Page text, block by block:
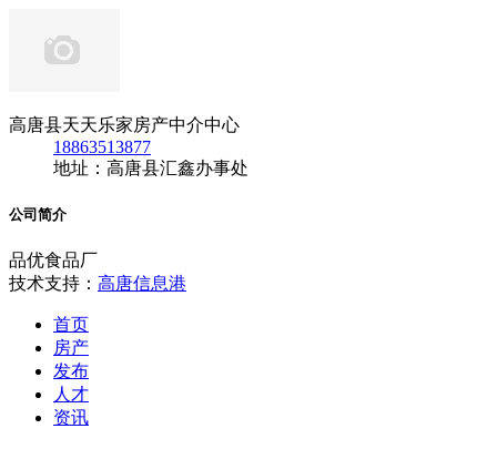
高唐县天天乐家房产中介中心
18863513877
地址：高唐县汇鑫办事处
公司简介
品优食品厂
技术支持： 高唐信息港
首页
房产
发布
人才
资讯